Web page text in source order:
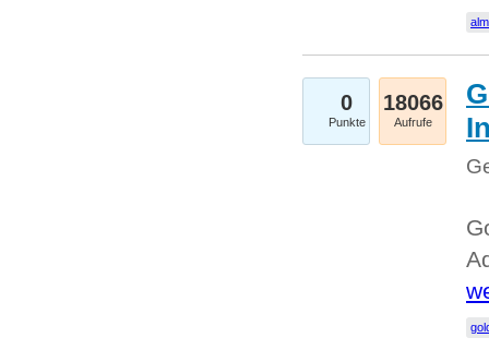
0
Punkte
18066
Aufrufe